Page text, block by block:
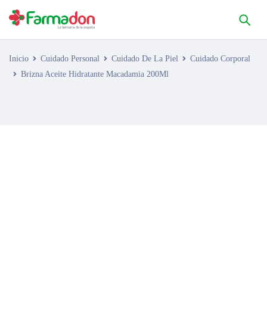
Inicio Cuidado Personal Cuidado De La Piel
Cuidado Corporal
Brizna Aceite Hidratante Macadamia 200Ml